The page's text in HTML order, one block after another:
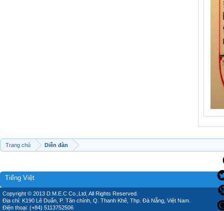
Trang chủ Diễn đàn
Tiếng Việt
Copyright © 2013 D.M.E.C Co.,Ltd, All Rights Reserved.
Địa chỉ: K190 Lê Duẩn, P. Tân chính, Q. Thanh Khê, Thp. Đà Nẵng, Việt Nam.
Điện thoại: (+84) 5113752506